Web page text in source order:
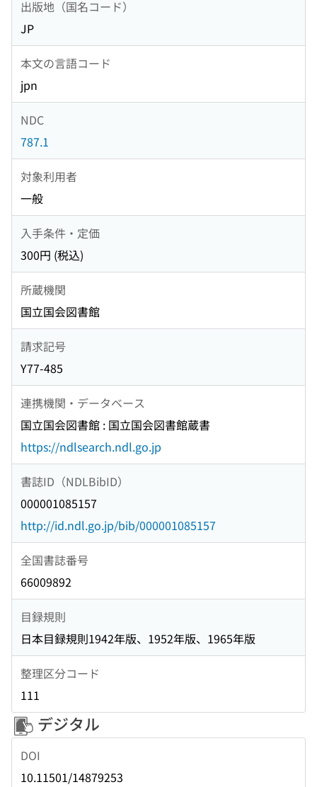
出版地（国名コード）
JP
本文の言語コード
jpn
NDC
787.1
対象利用者
一般
入手条件・定価
300円 (税込)
所蔵機関
国立国会図書館
請求記号
Y77-485
連携機関・データベース
国立国会図書館 : 国立国会図書館蔵書
https://ndlsearch.ndl.go.jp
書誌ID（NDLBibID）
000001085157
http://id.ndl.go.jp/bib/000001085157
全国書誌番号
66009892
目録規則
日本目録規則1942年版、1952年版、1965年版
整理区分コード
111
デジタル
DOI
10.11501/14879253